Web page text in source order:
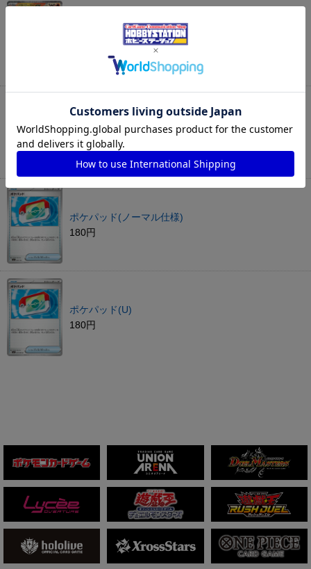
メガリザードンXex(RR)
イーブイex
480円
ポケパッド(ノーマル仕様)
180円
ポケパッド(U)
180円